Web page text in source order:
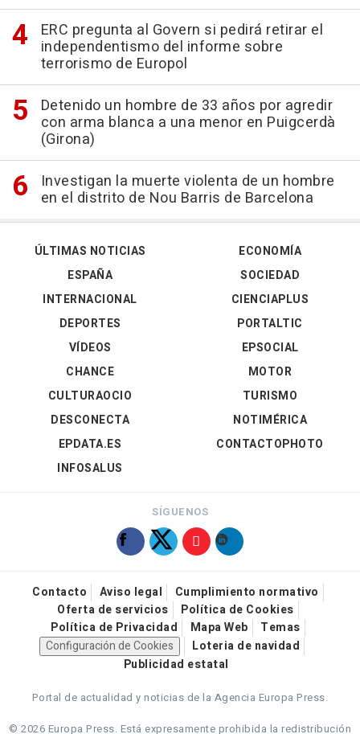
ERC pregunta al Govern si pedirá retirar el
independentismo del informe sobre
terrorismo de Europol
Detenido un hombre de 33 años por agredir
con arma blanca a una menor en Puigcerdà
(Girona)
Investigan la muerte violenta de un hombre
en el distrito de Nou Barris de Barcelona
ÚLTIMAS NOTICIAS
ESPAÑA
INTERNACIONAL
DEPORTES
VÍDEOS
ECONOMÍA
SOCIEDAD
CIENCIAPLUS
PORTALTIC
EPSOCIAL
CHANCE
CULTURAOCIO
DESCONECTA
EPDATA.ES
INFOSALUS
MOTOR
TURISMO
NOTIMÉRICA
CONTACTOPHOTO
SÍGUENOS
Contacto Aviso legal
Cumplimiento normativo
Oferta de servicios
Política de Cookies
Política de Privacidad
Mapa Web
Temas
Configuración de Cookies
Loteria de navidad
Publicidad estatal
Portal de actualidad y noticias de la Agencia Europa Press.
© 2026 Europa Press. Está expresamente prohibida la redistribución